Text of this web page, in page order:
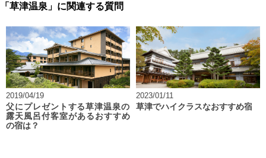
「草津温泉」に関連する質問
2019/04/19
父にプレゼントする草津温泉の
露天風呂付客室があるおすすめ
の宿は？
2023/01/11
草津でハイクラスなおすすめ宿